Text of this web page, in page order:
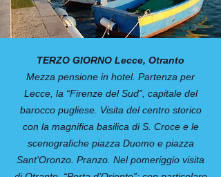
TERZO GIORNO Lecce, Otranto
Mezza pensione in hotel. Partenza per
Lecce, la “Firenze del Sud”, capitale del
barocco pugliese. Visita del centro storico
con la magnifica basilica di S. Croce e le
scenografiche piazza Duomo e piazza
Sant'Oronzo. Pranzo. Nel pomeriggio visita